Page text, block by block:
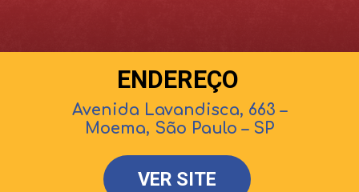
ENDEREÇO
Avenida Lavandisca, 663 –
Moema, São Paulo – SP
VER SITE